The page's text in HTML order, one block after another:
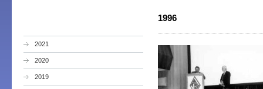
2021
2020
2019
1996